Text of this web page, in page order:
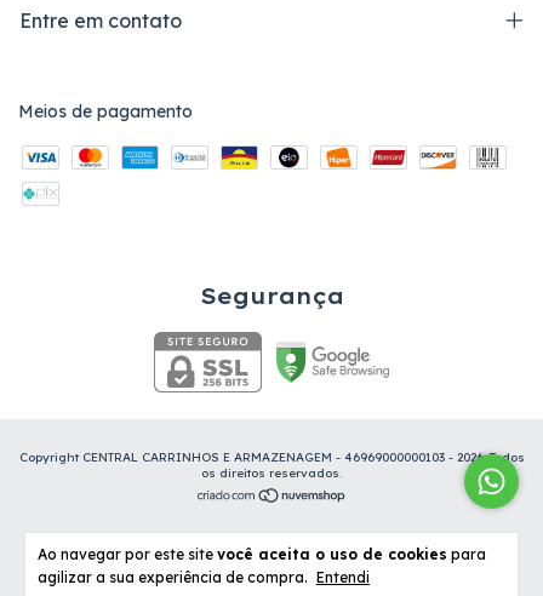
Ao navegar por este site você aceita o uso de cookies para
agilizar a sua experiência de compra. Entendi
Entre em contato
Meios de pagamento
Segurança
Copyright CENTRAL CARRINHOS E ARMAZENAGEM - 46969000000103 - 2026. Todos
os direitos reservados.